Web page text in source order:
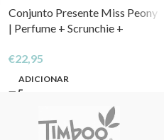
Conjunto Presente Miss Peony
| Perfume + Scrunchie +
€22,95
ADICIONAR